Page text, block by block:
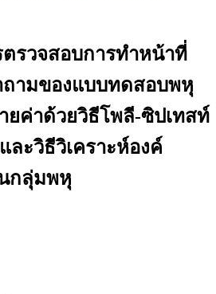
รวจสอบการทำหน้าที่
ามของแบบทดสอบพหุ
ค่าด้วยวิธีโพลี-ซิปเทสท์
ะวิธีวิเคราะห์องค์
กลุ่มพหุ